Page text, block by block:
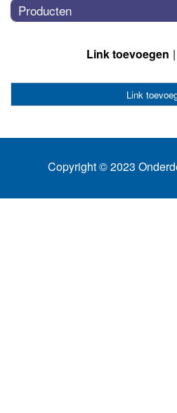
Producten
Link toevoegen
Link
Copyright © 2023